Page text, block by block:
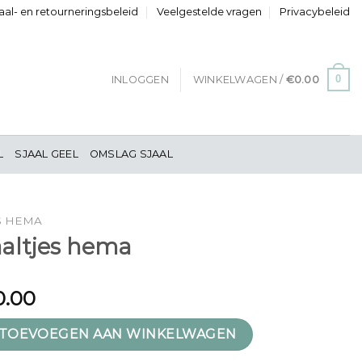
en retourneringsbeleid Veelgestelde vragen Privacybeleid
INLOGGEN WINKELWAGEN / €0.00 0
SJAAL GEEL OMSLAG SJAAL
HEMA
hema
aantal
TOEVOEGEN AAN WINKELWAGEN